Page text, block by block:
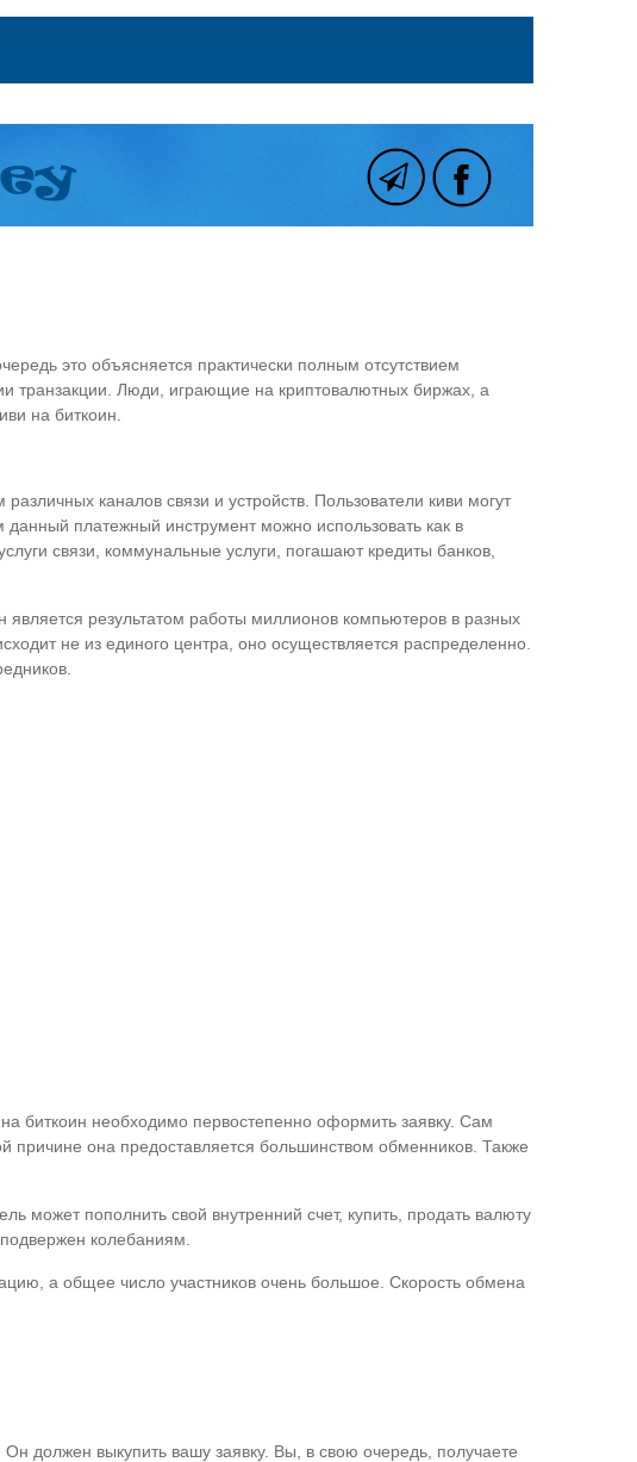
это объясняется практически полным отсутствием
транзакции. Люди, играющие на криптовалютных биржах, а
на биткоин.
каналов связи и устройств. Пользователи киви могут
данный платежный инструмент можно использовать как в
связи, коммунальные услуги, погашают кредиты банков,
результатом работы миллионов компьютеров в разных
не из единого центра, оно осуществляется распределенно.
биткоин необходимо первостепенно оформить заявку. Сам
причине она предоставляется большинством обменников. Также
может пополнить свой внутренний счет, купить, продать валюту
колебаниям.
а общее число участников очень большое. Скорость обмена
Он должен выкупить вашу заявку. Вы, в свою очередь, получаете